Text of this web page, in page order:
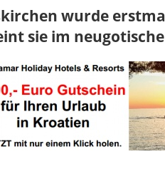
wurde
sie im